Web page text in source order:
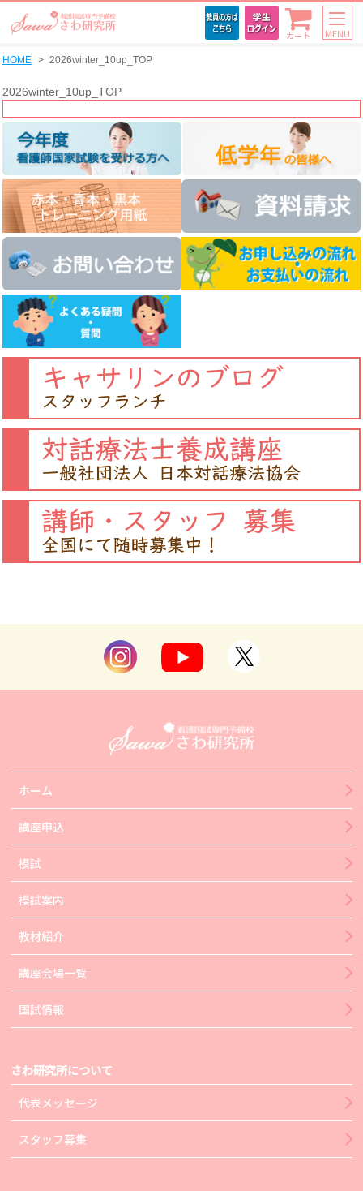
カート MENU
HOME 2026winter_10up_TOP
2026winter_10up_TOP
ホーム
講座申込
模試
模試案内
教材紹介
講座会場一覧
国試情報
さわ研究所について
代表メッセージ
スタッフ募集